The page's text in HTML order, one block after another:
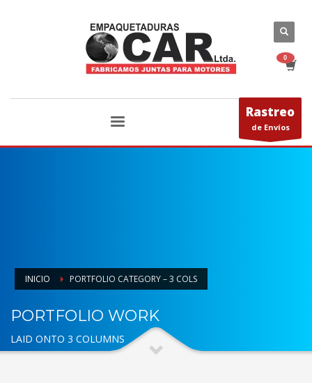
Rastreo
de Envíos
INICIO PORTFOLIO CATEGORY – 3 COLS
PORTFOLIO WORK
LAID ONTO 3 COLUMNS